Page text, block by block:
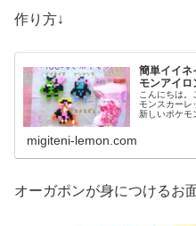
作り方↓
簡単イイ
モンアイロ
こんにちは。
モンスカーレ
新しいポケモ
migiteni-lemon.com
オーガポンが身につけるお